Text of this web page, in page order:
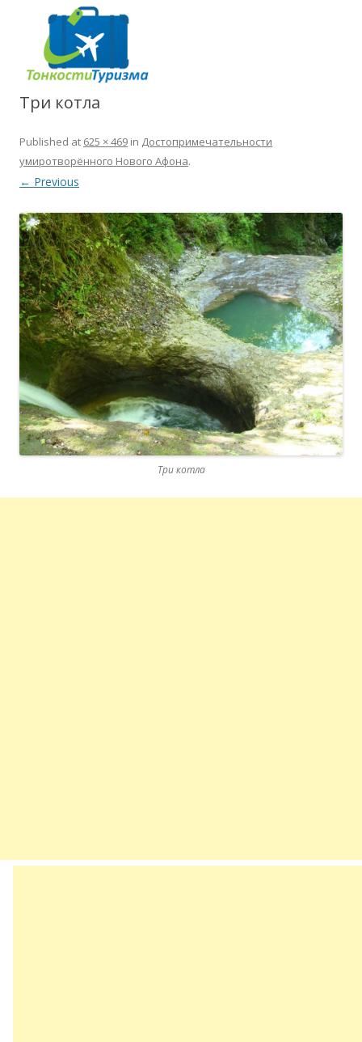
Три котла
Published at 625 × 469 in Достопримечательности
умиротворённого Нового Афона.
← Previous
Три котла